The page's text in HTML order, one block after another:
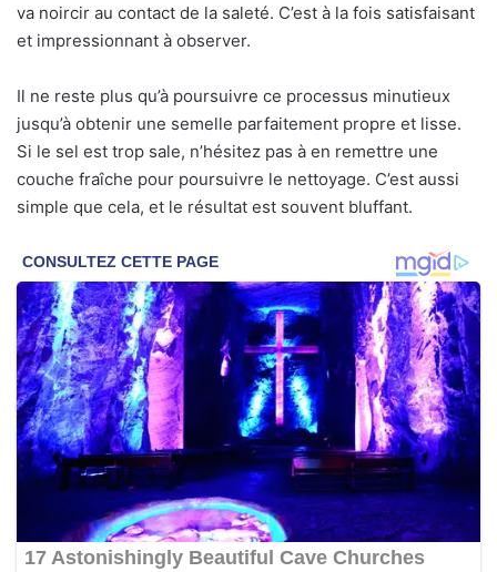
va noircir au contact de la saleté. C’est à la fois satisfaisant
et impressionnant à observer.
Il ne reste plus qu’à poursuivre ce processus minutieux
jusqu’à obtenir une semelle parfaitement propre et lisse.
Si le sel est trop sale, n’hésitez pas à en remettre une
couche fraîche pour poursuivre le nettoyage. C’est aussi
simple que cela, et le résultat est souvent bluffant.